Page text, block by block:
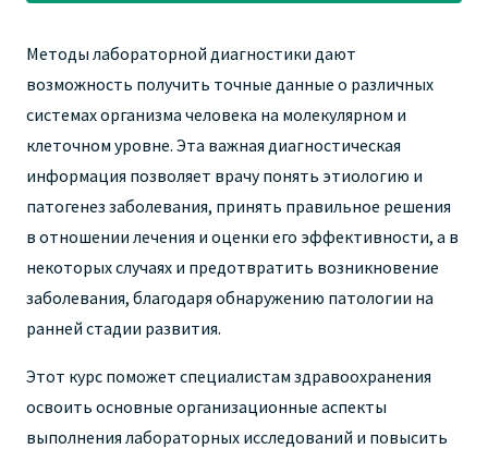
Методы лабораторной диагностики дают
возможность получить точные данные о различных
системах организма человека на молекулярном и
клеточном уровне. Эта важная диагностическая
информация позволяет врачу понять этиологию и
патогенез заболевания, принять правильное решения
в отношении лечения и оценки его эффективности, а в
некоторых случаях и предотвратить возникновение
заболевания, благодаря обнаружению патологии на
ранней стадии развития.
Этот курс поможет специалистам здравоохранения
освоить основные организационные аспекты
выполнения лабораторных исследований и повысить